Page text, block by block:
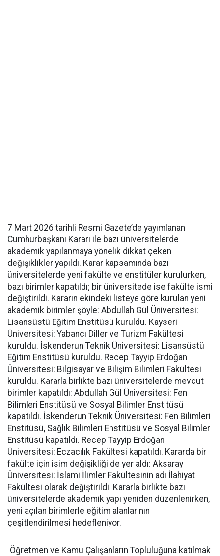
7 Mart 2026 tarihli Resmi Gazete’de yayımlanan
Cumhurbaşkanı Kararı ile bazı üniversitelerde
akademik yapılanmaya yönelik dikkat çeken
değişiklikler yapıldı. Karar kapsamında bazı
üniversitelerde yeni fakülte ve enstitüler kurulurken,
bazı birimler kapatıldı; bir üniversitede ise fakülte ismi
değiştirildi. Kararın ekindeki listeye göre kurulan yeni
akademik birimler şöyle: Abdullah Gül Üniversitesi:
Lisansüstü Eğitim Enstitüsü kuruldu. Kayseri
Üniversitesi: Yabancı Diller ve Turizm Fakültesi
kuruldu. İskenderun Teknik Üniversitesi: Lisansüstü
Eğitim Enstitüsü kuruldu. Recep Tayyip Erdoğan
Üniversitesi: Bilgisayar ve Bilişim Bilimleri Fakültesi
kuruldu. Kararla birlikte bazı üniversitelerde mevcut
birimler kapatıldı: Abdullah Gül Üniversitesi: Fen
Bilimleri Enstitüsü ve Sosyal Bilimler Enstitüsü
kapatıldı. İskenderun Teknik Üniversitesi: Fen Bilimleri
Enstitüsü, Sağlık Bilimleri Enstitüsü ve Sosyal Bilimler
Enstitüsü kapatıldı. Recep Tayyip Erdoğan
Üniversitesi: Eczacılık Fakültesi kapatıldı. Kararda bir
fakülte için isim değişikliği de yer aldı: Aksaray
Üniversitesi: İslami İlimler Fakültesinin adı İlahiyat
Fakültesi olarak değiştirildi. Kararla birlikte bazı
üniversitelerde akademik yapı yeniden düzenlenirken,
yeni açılan birimlerle eğitim alanlarının
çeşitlendirilmesi hedefleniyor.
Öğretmen ve Kamu Çalışanların Topluluğuna katılmak